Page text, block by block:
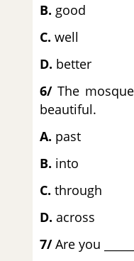
B.
C.
D. better
6/The
beautiful.
A.
B.
C.
D. across
7/Are you